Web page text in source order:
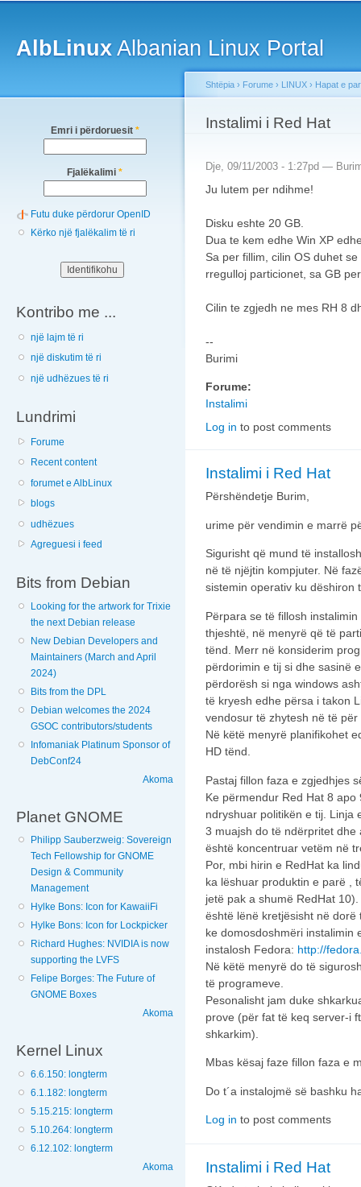
AlbLinuxAlbanian Linux Portal
Emri i përdoruesit *
Fjalëkalimi *
Futu duke përdorur OpenID
Kërko një fjalëkalim të ri
Kontribo me ...
një lajm të ri
një diskutim të ri
një udhëzues të ri
Lundrimi
Forume
Recent content
forumet e AlbLinux
blogs
udhëzues
Agreguesi i feed
Bits from Debian
Looking for the artwork for Trixie
the next Debian release
New Debian Developers and
Maintainers (March and April
2024)
Bits from the DPL
Debian welcomes the 2024
GSOC contributors/students
Infomaniak Platinum Sponsor of
DebConf24
Akoma
Planet GNOME
Philipp Sauberzweig: Sovereign
Tech Fellowship for GNOME
Design & Community
Management
Hylke Bons: Icon for KawaiiFi
Hylke Bons: Icon for Lockpicker
Richard Hughes: NVIDIA is now
supporting the LVFS
Felipe Borges: The Future of
GNOME Boxes
Akoma
Kernel Linux
6.6.150: longterm
6.1.182: longterm
5.15.215: longterm
5.10.264: longterm
6.12.102: longterm
Akoma
You are here
Shtëpia › Forume › LINUX › Hapat e
Instalimi i Red Hat
Dje, 09/11/2003 - 1:27pd —
Ju lutem per ndihme!
Disku eshte 20 GB.
Dua te kem edhe Win XP
Sa per fillim, cilin OS duhet
rregulloj particionet, sa GB
Cilin te zgjedh ne mes RH 8
--
Burimi
Forume:
Instalimi
Log in to post comments
Instalimi i Red Hat
Përshëndetje Burim,
urime për vendimin e marrë
Sigurisht që mund të
në të njëjtin kompjuter. Në
sistemin operativ ku dëshiron
Përpara se të fillosh
thjeshtë, në menyrë që të
tënd. Merr në konsiderim
përdorimin e tij si dhe sasinë
përdorësh si nga windows
të kryesh edhe përsa i takon
vendosur të zhytesh në të
Në këtë menyrë planifikohet
HD tënd.
Pastaj fillon faza e zgjedhjes
Ke përmendur Red Hat 8
ndryshuar politikën e tij. Linja
3 muajsh do të ndërpritet dhe
është koncentruar vetëm në
Por, mbi hirin e RedHat ka
ka lëshuar produktin e parë ,
jetë pak a shumë RedHat
është lënë kretjësisht në
ke domosdoshmëri instalimin
instalosh Fedora: http://
Në këtë menyrë do të
të programeve.
Pesonalisht jam duke
prove (për fat të keq server-i
shkarkim).
Mbas kësaj faze fillon faza e
Do t´a instalojmë së bashku
Log in to post comments
Instalimi i Red Hat